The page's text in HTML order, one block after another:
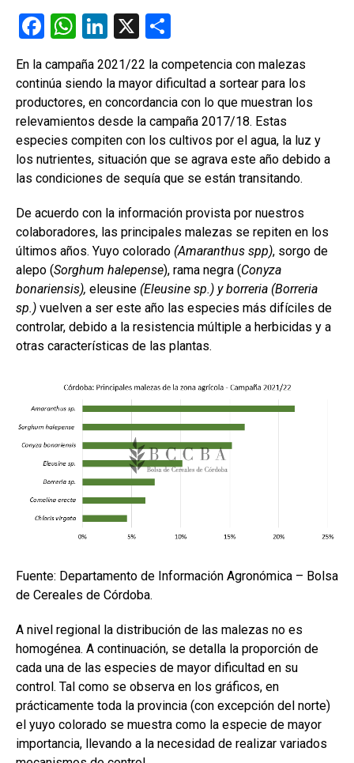
F
ce
b
o
o
k
W
h
at
s
A
p
p
Li
n
ke
dI
n
X
m
p
ar
tir
En la campaña 2021/22 la competencia con malezas
continúa siendo la mayor dificultad a sortear para los
productores, en concordancia con lo que muestran los
relevamientos desde la campaña 2017/18. Estas
especies compiten con los cultivos por el agua, la luz y
los nutrientes, situación que se agrava este año debido a
las condiciones de sequía que se están transitando.
De acuerdo con la información provista por nuestros
colaboradores, las principales malezas se repiten en los
últimos años. Yuyo colorado (Amaranthus spp), sorgo de
alepo (Sorghum halepense), rama negra (Conyza
bonariensis), eleusine (Eleusine sp.) y borreria (Borreria
sp.) vuelven a ser este año las especies más difíciles de
controlar, debido a la resistencia múltiple a herbicidas y a
otras características de las plantas.
Fuente: Departamento de Información Agronómica – Bolsa
de Cereales de Córdoba.
A nivel regional la distribución de las malezas no es
homogénea. A continuación, se detalla la proporción de
cada una de las especies de mayor dificultad en su
control. Tal como se observa en los gráficos, en
prácticamente toda la provincia (con excepción del norte)
el yuyo colorado se muestra como la especie de mayor
importancia, llevando a la necesidad de realizar variados